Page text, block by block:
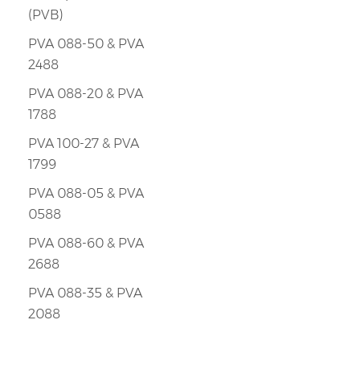
(PVB)
PVA 088-50 & PVA
2488
PVA 088-20 & PVA
1788
PVA 100-27 & PVA
1799
PVA 088-05 & PVA
0588
PVA 088-60 & PVA
2688
PVA 088-35 & PVA
2088